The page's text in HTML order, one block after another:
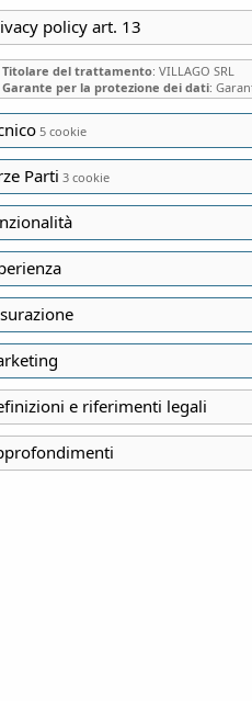
policy art. 13
Titolare del trattamento: VILLAGO SRL
Garante per la protezione dei dati:
5 cookie
Parti 3 cookie
e riferimenti legali